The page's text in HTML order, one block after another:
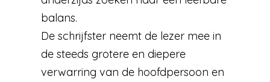
balans.
De schrijfster neemt de lezer mee in
de steeds grotere en diepere
verwarring van de hoofdpersoon en